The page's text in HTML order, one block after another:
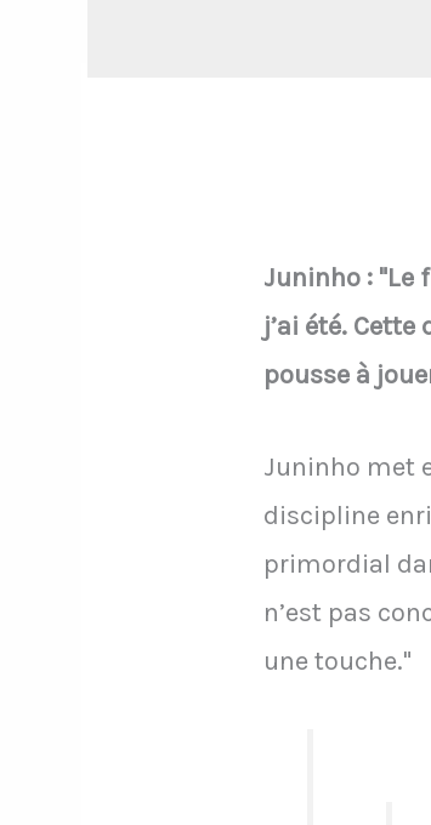
Juninho :
j’ai été.
pousse à
Juninho met
discipline
primordial
n’est pas
une touche."